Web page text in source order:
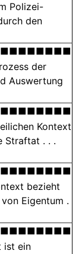
Polizei-
den
der
Auswertung
Kontext
Straftat . . .
bezieht
Eigentum .
ist ein